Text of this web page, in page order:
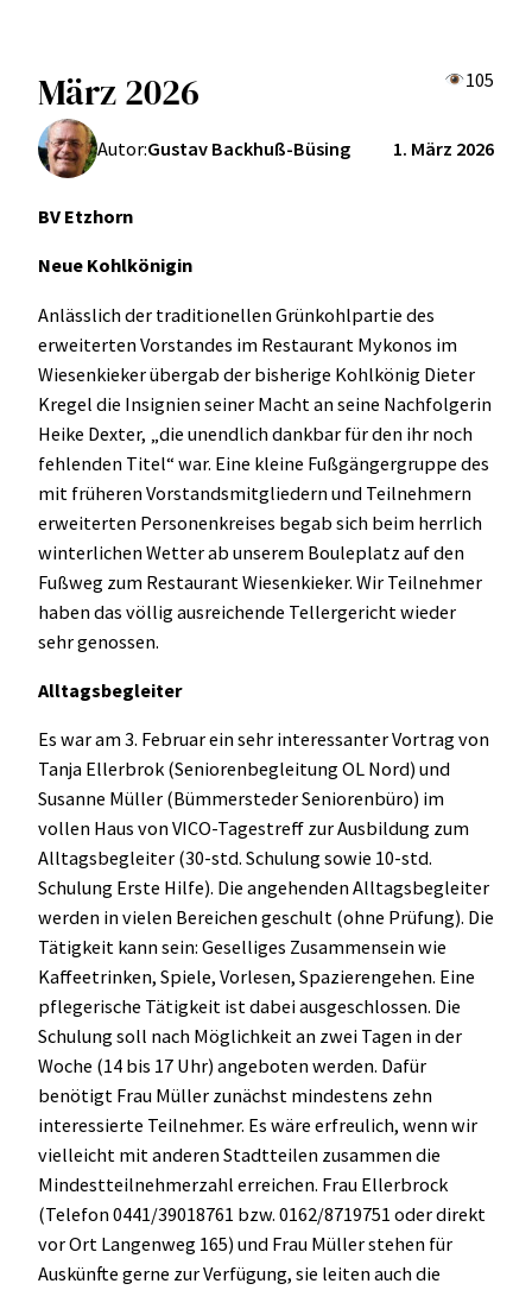
März 2026 105
Autor:Gustav Backhuß-Büsing 1. März 2026
BV Etzhorn
Neue Kohlkönigin
Anlässlich der traditionellen Grünkohlpartie des
erweiterten Vorstandes im Restaurant Mykonos im
Wiesenkieker übergab der bisherige Kohlkönig Dieter
Kregel die Insignien seiner Macht an seine Nachfolgerin
Heike Dexter, „die unendlich dankbar für den ihr noch
fehlenden Titel“ war. Eine kleine Fußgängergruppe des
mit früheren Vorstandsmitgliedern und Teilnehmern
erweiterten Personenkreises begab sich beim herrlich
winterlichen Wetter ab unserem Bouleplatz auf den
Fußweg zum Restaurant Wiesenkieker. Wir Teilnehmer
haben das völlig ausreichende Tellergericht wieder
sehr genossen.
Alltagsbegleiter
Es war am 3. Februar ein sehr interessanter Vortrag von
Tanja Ellerbrok (Seniorenbegleitung OL Nord) und
Susanne Müller (Bümmersteder Seniorenbüro) im
vollen Haus von VICO-Tagestreff zur Ausbildung zum
Alltagsbegleiter (30-std. Schulung sowie 10-std.
Schulung Erste Hilfe). Die angehenden Alltagsbegleiter
werden in vielen Bereichen geschult (ohne Prüfung). Die
Tätigkeit kann sein: Geselliges Zusammensein wie
Kaffeetrinken, Spiele, Vorlesen, Spazierengehen. Eine
pflegerische Tätigkeit ist dabei ausgeschlossen. Die
Schulung soll nach Möglichkeit an zwei Tagen in der
Woche (14 bis 17 Uhr) angeboten werden. Dafür
benötigt Frau Müller zunächst mindestens zehn
interessierte Teilnehmer. Es wäre erfreulich, wenn wir
vielleicht mit anderen Stadtteilen zusammen die
Mindestteilnehmerzahl erreichen. Frau Ellerbrock
(Telefon 0441/39018761 bzw. 0162/8719751 oder direkt
vor Ort Langenweg 165) und Frau Müller stehen für
Auskünfte gerne zur Verfügung, sie leiten auch die